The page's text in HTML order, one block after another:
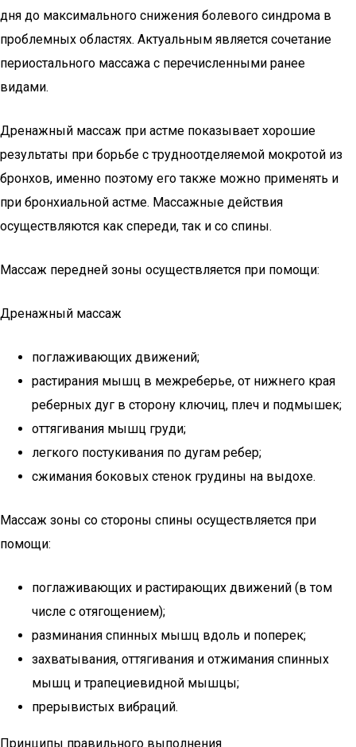
дня до максимального снижения болевого синдрома в
проблемных областях. Актуальным является сочетание
периостального массажа с перечисленными ранее
видами.
Дренажный массаж при астме показывает хорошие
результаты при борьбе с трудноотделяемой мокротой из
бронхов, именно поэтому его также можно применять и
при бронхиальной астме. Массажные действия
осуществляются как спереди, так и со спины.
Массаж передней зоны осуществляется при помощи:
Дренажный массаж
поглаживающих движений;
растирания мышц в межреберье, от нижнего края
реберных дуг в сторону ключиц, плеч и подмышек;
оттягивания мышц груди;
легкого постукивания по дугам ребер;
сжимания боковых стенок грудины на выдохе.
Массаж зоны со стороны спины осуществляется при
помощи:
поглаживающих и растирающих движений (в том
числе с отягощением);
разминания спинных мышц вдоль и поперек;
захватывания, оттягивания и отжимания спинных
мышц и трапециевидной мышцы;
прерывистых вибраций.
Принципы правильного выполнения